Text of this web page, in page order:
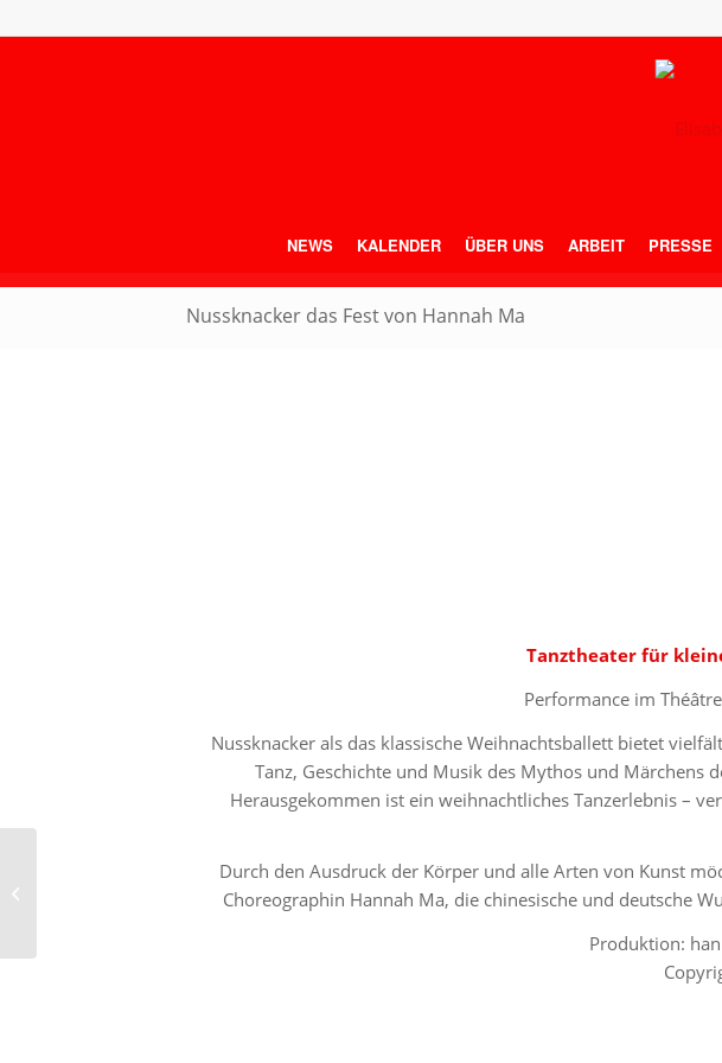
NEWS KALENDER ÜBER UNS ARBEIT PRESSE
Nussknacker das Fest von Hannah Ma
Tanztheater für
Performance im
Nussknacker als das klassische Weihnachtsballett bietet
Tanz, Geschichte und Musik des Mythos und Märchens
Herausgekommen ist ein weihnachtliches Tanzerlebnis –
Durch den Ausdruck der Körper und alle Arten von Kunst
Choreographin Hannah Ma, die chinesische und deutsche
Produktion: